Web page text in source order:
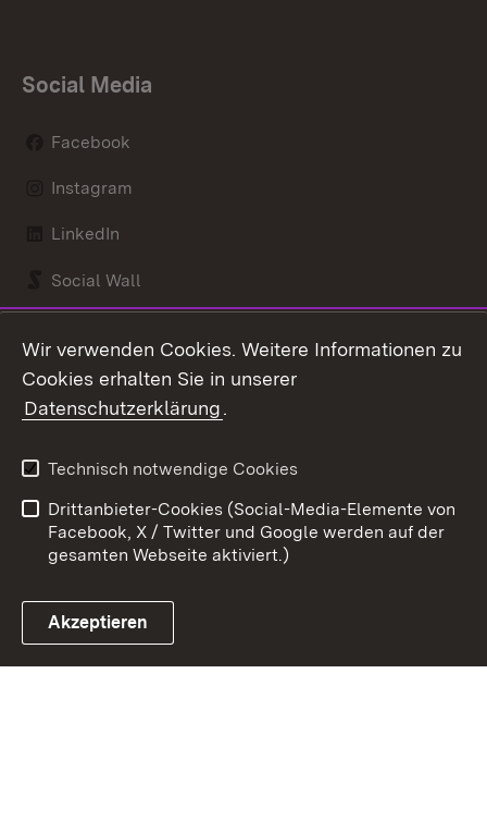
Social Media
Facebook
Instagram
LinkedIn
Social Wall
Link zum Landesportal
Kontakt
Barrierefreiheit
Impressum
Cookies
Wir verwenden Cookies. Weitere Informationen zu
Cookies erhalten Sie in unserer
Datenschutzerklärung.
Technisch notwendige Cookies
Drittanbieter-Cookies (Social-Media-Elemente von
Facebook, X / Twitter und Google werden auf der
gesamten Webseite aktiviert.)
Akzeptieren